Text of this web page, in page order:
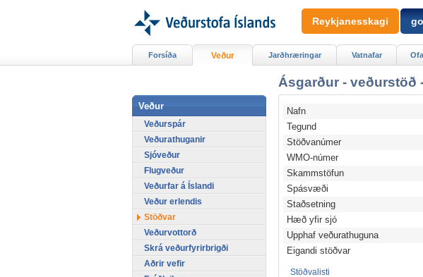
Ásgarður - veðurstöð
Nafn
Tegund
Stöðvanúmer
WMO-númer
Skammstöfun
Spásvæði
Staðsetning
Hæð yfir sjó
Upphaf veðurathuguna
Eigandi stöðvar
Stöðvalisti
Forsíða Veður Jarðhræringar Vatnafar
Veður
Veðurspár
Veðurathuganir
Sjóveður
Flugveður
Veðurfar á Íslandi
Veður erlendis
Stöðvar
Veðurvottorð
Skrá veðurfyrirbrigði
Aðrir vefir
Reykjanesskagi